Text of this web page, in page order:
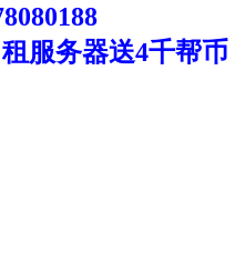
服务器送4千帮币